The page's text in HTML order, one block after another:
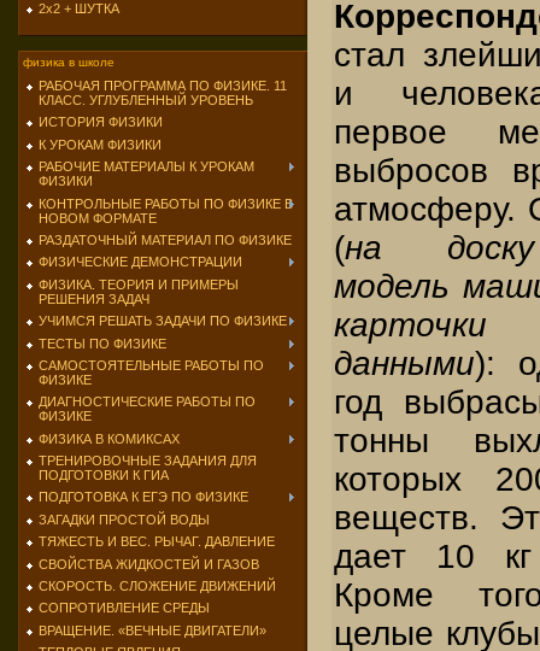
2х2 + ШУТКА
физика в школе
РАБОЧАЯ ПРОГРАММА ПО ФИЗИКЕ. 11
КЛАСС. УГЛУБЛЕННЫЙ УРОВЕНЬ
ИСТОРИЯ ФИЗИКИ
К УРОКАМ ФИЗИКИ
РАБОЧИЕ МАТЕРИАЛЫ К УРОКАМ
ФИЗИКИ
КОНТРОЛЬНЫЕ РАБОТЫ ПО ФИЗИКЕ В
НОВОМ ФОРМАТЕ
РАЗДАТОЧНЫЙ МАТЕРИАЛ ПО ФИЗИКЕ
ФИЗИЧЕСКИЕ ДЕМОНСТРАЦИИ
ФИЗИКА. ТЕОРИЯ И ПРИМЕРЫ
РЕШЕНИЯ ЗАДАЧ
УЧИМСЯ РЕШАТЬ ЗАДАЧИ ПО ФИЗИКЕ
ТЕСТЫ ПО ФИЗИКЕ
САМОСТОЯТЕЛЬНЫЕ РАБОТЫ ПО
ФИЗИКЕ
ДИАГНОСТИЧЕСКИЕ РАБОТЫ ПО
ФИЗИКЕ
ФИЗИКА В КОМИКСАХ
ТРЕНИРОВОЧНЫЕ ЗАДАНИЯ ДЛЯ
ПОДГОТОВКИ К ГИА
ПОДГОТОВКА К ЕГЭ ПО ФИЗИКЕ
ЗАГАДКИ ПРОСТОЙ ВОДЫ
ТЯЖЕСТЬ И ВЕС. РЫЧАГ. ДАВЛЕНИЕ
СВОЙСТВА ЖИДКОСТЕЙ И ГАЗОВ
СКОРОСТЬ. СЛОЖЕНИЕ ДВИЖЕНИЙ
СОПРОТИВЛЕНИЕ СРЕДЫ
ВРАЩЕНИЕ. «ВЕЧНЫЕ ДВИГАТЕЛИ»
стал
и
первое
выбросов
атмосферу.
(на доску
модель
данными):
год
тонны
которых
веществ.
дает 10
Кроме
целые